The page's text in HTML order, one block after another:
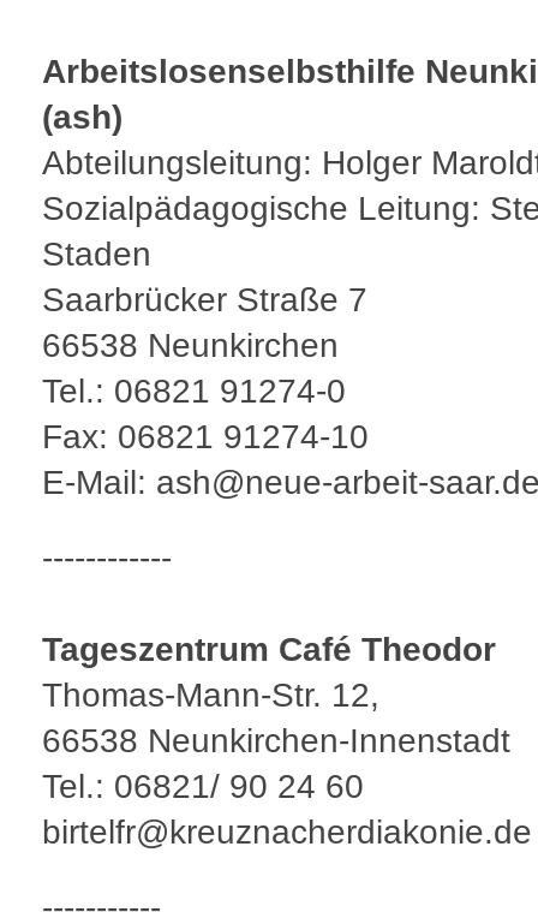
Arbeitslosenselbsthilfe
(ash)
Abteilungsleitung: Holger
Sozialpädagogische Leitung:
Staden
Saarbrücker Straße 7
66538 Neunkirchen
Tel.: 06821 91274-0
Fax: 06821 91274-10
E-Mail: ash@neue-arbeit-
------------
Tageszentrum Café Theodor
Thomas-Mann-Str. 12,
66538 Neunkirchen-Innenstadt
Tel.: 06821/ 90 24 60
birtelfr@kreuznacherdiakonie.de